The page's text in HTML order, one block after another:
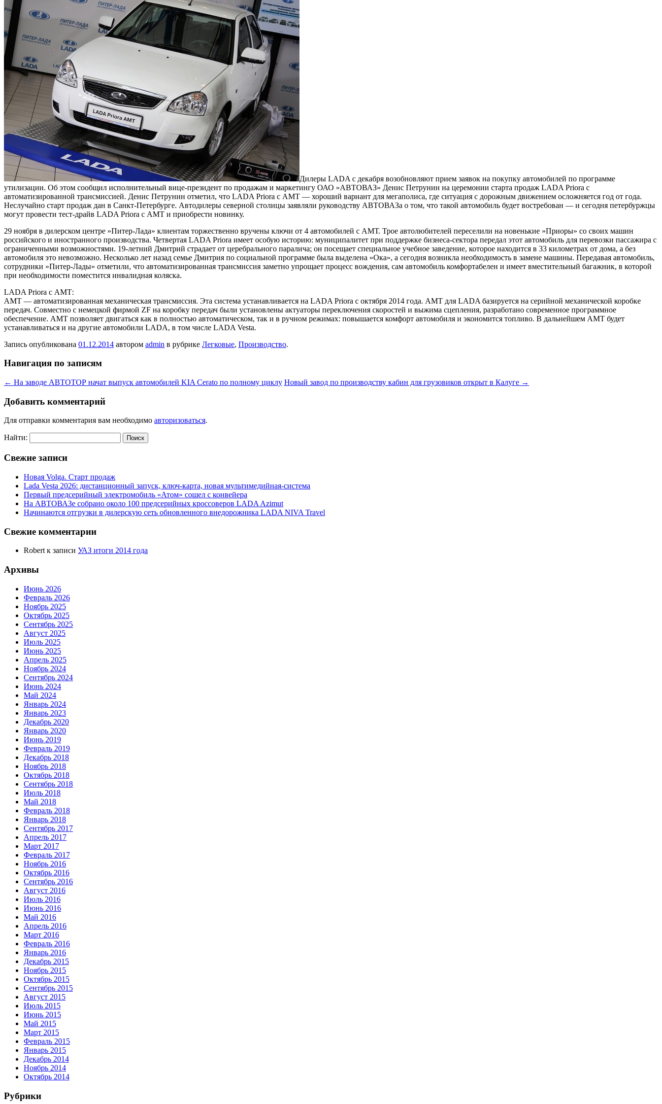
Дилеры LADA с декабря возобновляют прием заявок на покупку автомобилей по программе
утилизации. Об этом сообщил исполнительный вице-президент по продажам и маркетингу ОАО »АВТОВАЗ» Денис Петрунин на церемонии старта продаж LADA Priora с
автоматизированной трансмиссией. Денис Петрунин отметил, что LADA Priora c АМТ — хороший вариант для мегаполиса, где ситуация с дорожным движением осложняется год от года.
Неслучайно старт продаж дан в Санкт-Петербурге. Автодилеры северной столицы заявляли руководству АВТОВАЗа о том, что такой автомобиль будет востребован — и сегодня петербуржцы
могут провести тест-драйв LADA Priora с АМТ и приобрести новинку.
29 ноября в дилерском центре »Питер-Лада» клиентам торжественно вручены ключи от 4 автомобилей с АМТ. Трое автолюбителей переселили на новенькие »Приоры» со своих машин
российского и иностранного производства. Четвертая LADA Priora имеет особую историю: муниципалитет при поддержке бизнеса-сектора передал этот автомобиль для перевозки пассажира с
ограниченными возможностями. 19-летний Дмитрий страдает от церебрального паралича; он посещает специальное учебное заведение, которое находится в 33 километрах от дома, а без
автомобиля это невозможно. Несколько лет назад семье Дмитрия по социальной программе была выделена »Ока», а сегодня возникла необходимость в замене машины. Передавая автомобиль,
сотрудники »Питер-Лады» отметили, что автоматизированная трансмиссия заметно упрощает процесс вождения, сам автомобиль комфортабелен и имеет вместительный багажник, в которой
при необходимости поместится инвалидная коляска.
LADA Priora с АМТ:
АМТ — автоматизированная механическая трансмиссия. Эта система устанавливается на LADA Priora с октября 2014 года. АМТ для LADA базируется на серийной механической коробке
передач. Совместно с немецкой фирмой ZF на коробку передач были установлены актуаторы переключения скоростей и выжима сцепления, разработано современное программное
обеспечение. АМТ позволяет двигаться как в полностью автоматическом, так и в ручном режимах: повышается комфорт автомобиля и экономится топливо. В дальнейшем АМТ будет
устанавливаться и на другие автомобили LADA, в том числе LADA Vesta.
Запись опубликована 01.12.2014 автором admin в рубрике Легковые, Производство.
Навигация по записям
← На заводе АВТОТОР начат выпуск автомобилей KIA Cerato по полному циклу Новый завод по производству кабин для грузовиков открыт в Калуге →
Добавить комментарий
Для отправки комментария вам необходимо авторизоваться.
Найти:
Свежие записи
Новая Volga. Старт продаж
Lada Vesta 2026: дистанционный запуск, ключ-карта, новая мультимедийная-система
Первый предсерийный электромобиль «Атом» сошел с конвейера
На АВТОВАЗе собрано около 100 предсерийных кроссоверов LADA Azimut
Начинаются отгрузки в дилерскую сеть обновленного внедорожника LADA NIVA Travel
Свежие комментарии
Robert к записи УАЗ итоги 2014 года
Архивы
Июнь 2026
Февраль 2026
Ноябрь 2025
Октябрь 2025
Сентябрь 2025
Август 2025
Июль 2025
Июнь 2025
Апрель 2025
Ноябрь 2024
Сентябрь 2024
Июнь 2024
Май 2024
Январь 2024
Январь 2023
Декабрь 2020
Январь 2020
Июнь 2019
Февраль 2019
Декабрь 2018
Ноябрь 2018
Октябрь 2018
Сентябрь 2018
Июль 2018
Май 2018
Февраль 2018
Январь 2018
Сентябрь 2017
Апрель 2017
Март 2017
Февраль 2017
Ноябрь 2016
Октябрь 2016
Сентябрь 2016
Август 2016
Июль 2016
Июнь 2016
Май 2016
Апрель 2016
Март 2016
Февраль 2016
Январь 2016
Декабрь 2015
Ноябрь 2015
Октябрь 2015
Сентябрь 2015
Август 2015
Июль 2015
Июнь 2015
Май 2015
Март 2015
Февраль 2015
Январь 2015
Декабрь 2014
Ноябрь 2014
Октябрь 2014
Рубрики